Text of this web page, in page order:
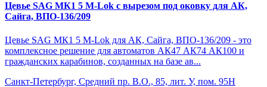
Цевье SAG МК1 5 M-Lok с вырезом под оковку для АК,
Сайга, ВПО-136/209
Цевье SAG МК1 5 M-Lok для АК, Сайга, ВПО-136/209 - это
комплексное решение для автоматов АК47 АК74 АК100 и
гражданских карабинов, созданных на базе ав...
Санкт-Петербург, Средний пр. В.О., 85, лит. У, пом. 95Н